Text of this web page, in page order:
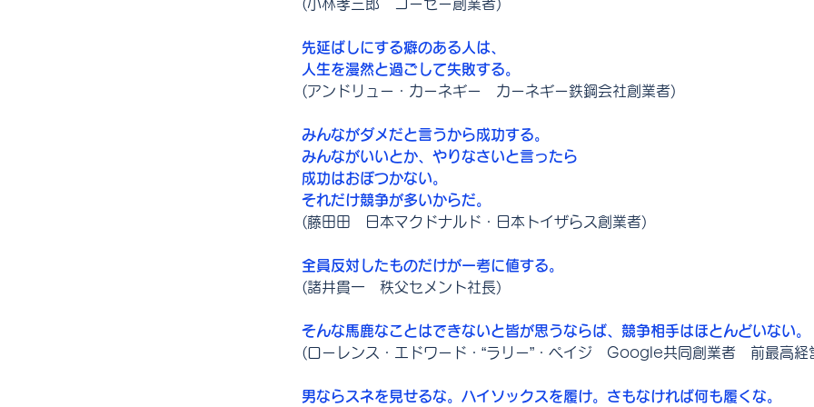
(小林孝三郎　コーセー創業者)
先延ばしにする癖のある人は、
人生を漫然と過ごして失敗する。
(アンドリュー・カーネギー　カーネギー鉄鋼会社創業者)
みんながダメだと言うから成功する。
みんながいいとか、やりなさいと言ったら
成功はおぼつかない。
それだけ競争が多いからだ。
(藤田田　日本マクドナルド・日本トイザらス創業者)
全員反対したものだけが一考に値する。
(諸井貫一　秩父セメント社長)
そんな馬鹿なことはできないと皆が思うならば、競争相手はほとんどいない。
(ローレンス・エドワード・“ラリー”・ペイジ　Google共同創業者　前最高経
男ならスネを見せるな。ハイソックスを履け。さもなければ何も履くな。